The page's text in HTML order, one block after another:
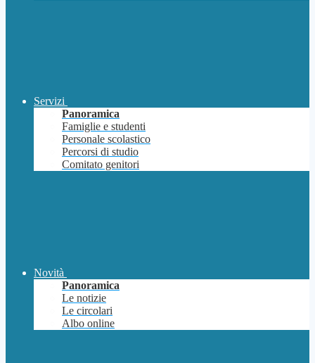
Servizi
Panoramica
Famiglie e studenti
Personale scolastico
Percorsi di studio
Comitato genitori
Novità
Panoramica
Le notizie
Le circolari
Albo online